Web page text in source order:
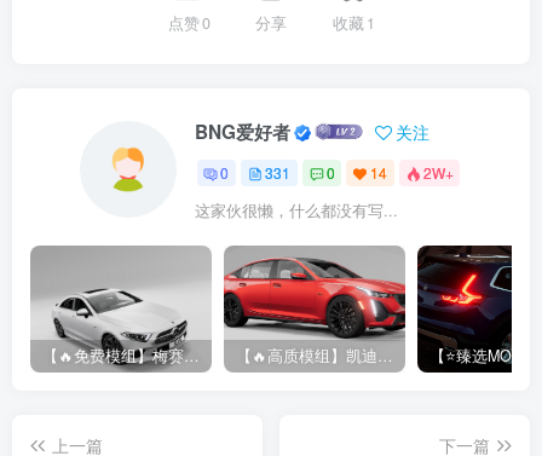
点赞0 分享 收藏 1
BNG爱好者 关注
0 331 0 14 2W+
这家伙很懒，什么都没有写...
【🔥免费模组】梅赛德斯-奔驰CLS53 [免费] 【🔥高质模组】凯迪拉克 CT5 2020
上一篇
下一篇